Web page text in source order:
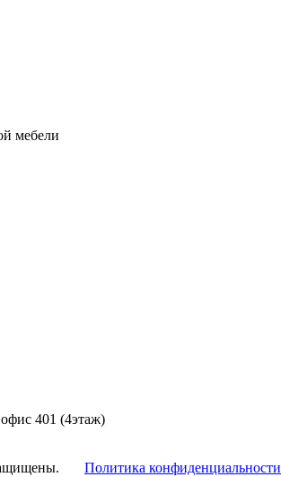
мебели
401 (4этаж)
Политика конфиденциальности